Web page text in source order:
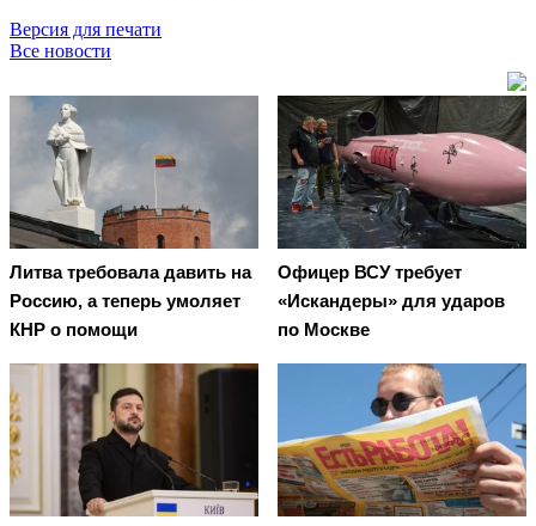
Версия для печати
Все новости
Литва требовала давить на
Россию, а теперь умоляет
КНР о помощи
Офицер ВСУ требует
«Искандеры» для ударов
по Москве